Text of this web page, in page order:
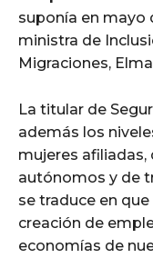
suponía en mayo
ministra de
Migraciones,
La titular de
además los
mujeres
autónomos y de
se traduce en
creación de
economías de